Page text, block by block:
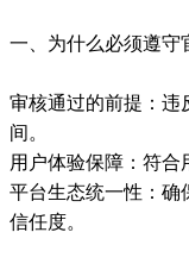
一、为什么必须遵守
审核通过的前提：违
间。
用户体验保障：符合
平台生态统一性：确
信任度。